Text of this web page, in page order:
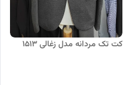
کت تک مردانه مدل زغالی 1513